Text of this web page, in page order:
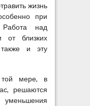
жизнь
при
Работа над
от близких
и эту
мере, в
решаются